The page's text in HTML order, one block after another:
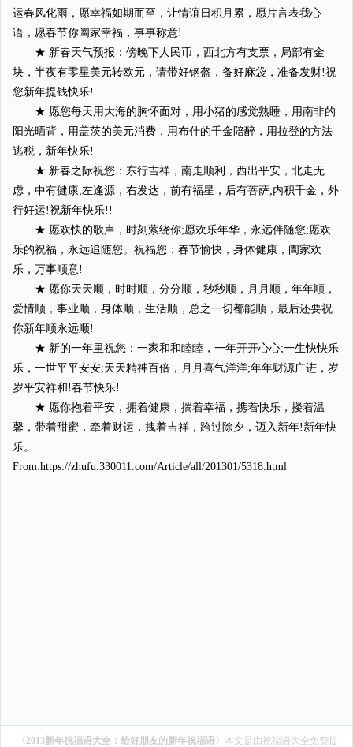
运春风化雨，愿幸福如期而至，让情谊日积月累，愿片言表我心
语，愿春节你阖家幸福，事事称意!
★ 新春天气预报：傍晚下人民币，西北方有支票，局部有金
块，半夜有零星美元转欧元，请带好钢盔，备好麻袋，准备发财!祝
您新年提钱快乐!
★ 愿您每天用大海的胸怀面对，用小猪的感觉熟睡，用南非的
阳光晒背，用盖茨的美元消费，用布什的千金陪醉，用拉登的方法
逃税，新年快乐!
★ 新春之际祝您：东行吉祥，南走顺利，西出平安，北走无
虑，中有健康;左逢源，右发达，前有福星，后有菩萨;内积千金，外
行好运!祝新年快乐!!
★ 愿欢快的歌声，时刻萦绕你;愿欢乐年华，永远伴随您;愿欢
乐的祝福，永远追随您。祝福您：春节愉快，身体健康，阖家欢
乐，万事顺意!
★ 愿你天天顺，时时顺，分分顺，秒秒顺，月月顺，年年顺，
爱情顺，事业顺，身体顺，生活顺，总之一切都能顺，最后还要祝
你新年顺永远顺!
★ 新的一年里祝您：一家和和睦睦，一年开开心心;一生快快乐
乐，一世平平安安;天天精神百倍，月月喜气洋洋;年年财源广进，岁
岁平安祥和!春节快乐!
★ 愿你抱着平安，拥着健康，揣着幸福，携着快乐，搂着温
馨，带着甜蜜，牵着财运，拽着吉祥，跨过除夕，迈入新年!新年快
乐。
From:https://zhufu.330011.com/Article/all/201301/5318.html
《2013新年祝福语大全：给好朋友的新年祝福语》本文是由祝福语大全免费提